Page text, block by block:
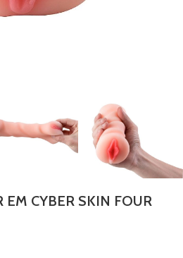
EM CYBER SKIN FOUR